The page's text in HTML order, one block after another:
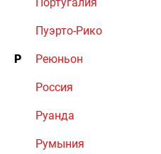
Пуэрто-Рико
Р Реюньон
Россия
Руанда
Румыния